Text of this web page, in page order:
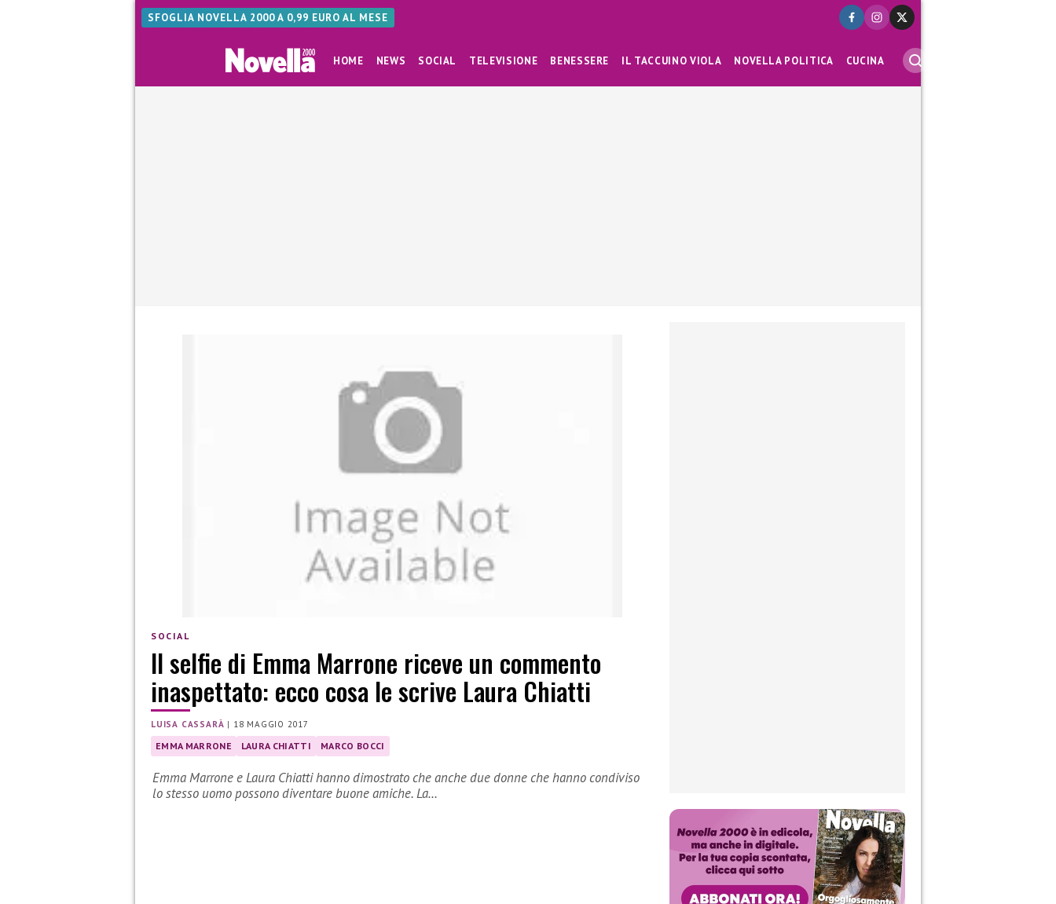
SFOGLIA NOVELLA 2000 A 0,99 EURO AL MESE
HOME NEWS SOCIAL TELEVISIONE BENESSERE IL TACCUINO VIOLA NOVELLA POLITICA CUCINA
SOCIAL
Il selfie di Emma Marrone riceve un commento
inaspettato: ecco cosa le scrive Laura Chiatti
LUISA CASSARÀ | 18 MAGGIO 2017
EMMA MARRONE LAURA CHIATTI MARCO BOCCI
Emma Marrone e Laura Chiatti hanno dimostrato che anche due donne che hanno condiviso
lo stesso uomo possono diventare buone amiche. La…